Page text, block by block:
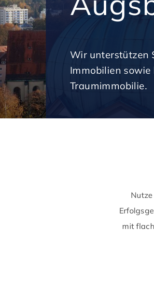
Wir unterstützen
Immobilien sowie
Traumimmobilie.
mit